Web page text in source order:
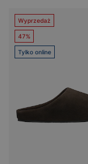
Wyprzedaż
47%
Tylko online